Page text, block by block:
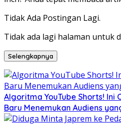
Tidak Ada Postingan Lagi.
Tidak ada lagi halaman untuk
Selengkapnya
Algoritma YouTube Shorts! Ini
Baru Menemukan Audiens